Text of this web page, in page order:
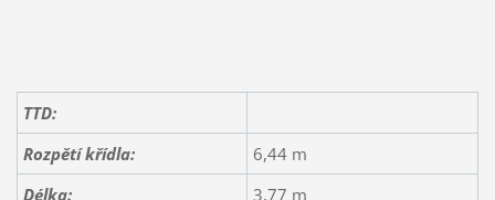
TTD:
Rozpětí křídla:
6,44 m
Délka:
3,77 m